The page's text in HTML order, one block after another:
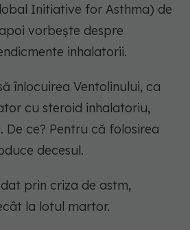
Initiative for Asthma) de
vorbește despre
inhalatorii.
înlocuirea Ventolinului, ca
cu steroid inhalatoriu,
De ce? Pentru că folosirea
decesul.
prin criza de astm,
la lotul martor.